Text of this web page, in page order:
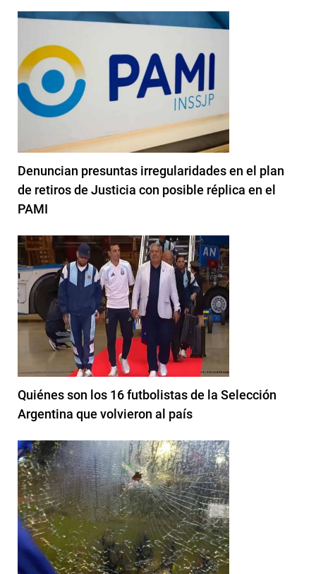
Denuncian presuntas irregularidades en el plan
de retiros de Justicia con posible réplica en el
PAMI
Quiénes son los 16 futbolistas de la Selección
Argentina que volvieron al país